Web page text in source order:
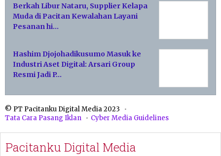
Berkah Libur Nataru, Supplier Kelapa
Muda di Pacitan Kewalahan Layani
Pesanan hi…
Hashim Djojohadikusumo Masuk ke
Industri Aset Digital: Arsari Group
Resmi Jadi P…
© PT Pacitanku Digital Media 2023
Tata Cara Pasang Iklan
Cyber Media Guidelines
Pacitanku Digital Media